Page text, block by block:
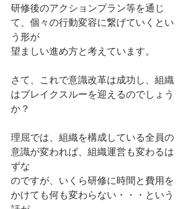
研修後のアクションプラン等を通じ
て、個々の行動変容に繋げていくとい
う形が
望ましい進め方と考えています。
さて、これで意識改革は成功し、組織
はブレイクスルーを迎えるのでしょう
か？
理屈では、組織を構成している全員の
意識が変われば、組織運営も変わるは
ずな
のですが、いくら研修に時間と費用を
かけても何も変わらない・・・という